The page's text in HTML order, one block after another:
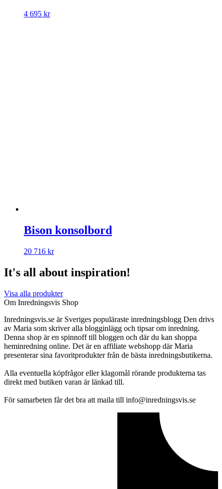
4 695 kr
Bison konsolbord
20 716 kr
It's all about inspiration!
Visa alla produkter
Om Inredningsvis Shop
Inredningsvis.se är Sveriges populäraste inredningsblogg Den drivs
av Maria som skriver alla blogginlägg och tipsar om inredning.
Denna shop är en spinnoff till bloggen och där du kan shoppa
heminredning online. Det är en affiliate webshopp där Maria
presenterar sina favoritprodukter från de bästa inredningsbutikerna.
Alla eventuella köpfrågor eller klagomål rörande produkterna tas
direkt med butiken varan är länkad till.
För samarbeten får det bra att maila till info@inredningsvis.se